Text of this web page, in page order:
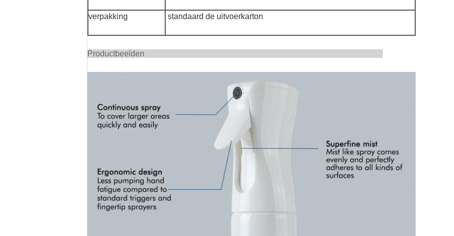
verpakking standaard de uitvoerkarton
Productbeelden